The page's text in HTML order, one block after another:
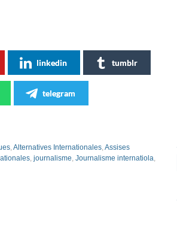
linkedin tumblr
telegram
,Alternatives Internationales,Assises
, journalisme, Journalisme internatiola,